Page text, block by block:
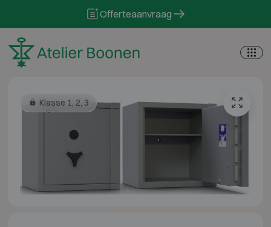
Offerteaanvraag
Klasse 1, 2, 3